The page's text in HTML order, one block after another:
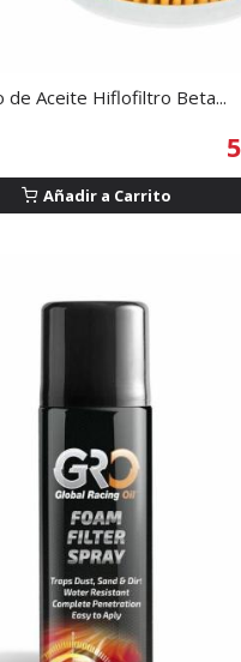
de Aceite Hiflofiltro Beta...
Añadir a Carrito